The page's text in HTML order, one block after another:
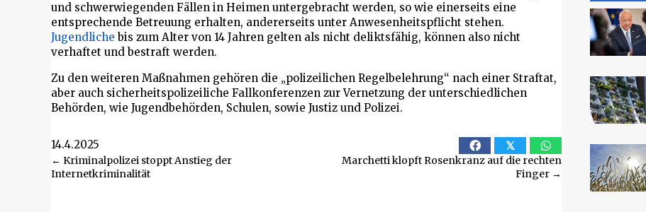
und schwerwiegenden Fällen in Heimen untergebracht werden, so wie einerseits eine
entsprechende Betreuung erhalten, andererseits unter Anwesenheitspflicht stehen.
Jugendliche bis zum Alter von 14 Jahren gelten als nicht deliktsfähig, können also nicht
verhaftet und bestraft werden.
Zu den weiteren Maßnahmen gehören die „polizeilichen Regelbelehrung“ nach einer Straftat,
aber auch sicherheitspolizeiliche Fallkonferenzen zur Vernetzung der unterschiedlichen
Behörden, wie Jugendbehörden, Schulen, sowie Justiz und Polizei.
14.4.2025 𝕏
Beitragsnavigation
← Kriminalpolizei stoppt Anstieg der
Internetkriminalität
Marchetti klopft Rosenkranz auf die rechten
Finger →